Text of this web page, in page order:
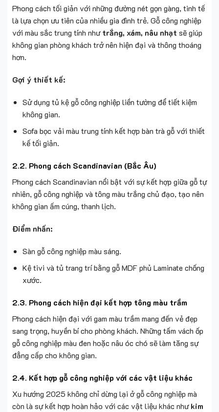
Phong cách tối giản với những đường nét gọn gàng, tinh tế
là lựa chọn ưu tiên của nhiều gia đình trẻ. Gỗ công nghiệp
với màu sắc trung tính nhưtrắng, xám, nâu nhạt sẽ giúp
không gian phòng khách trở nên hiện đại và thông thoáng
hơn.
Gợi ý thiết kế:
Sử dụng tủ kệ gỗ công nghiệp liền tường để tiết kiệm
không gian.
Sofa bọc vải màu trung tính kết hợp bàn trà gỗ với thiết
kế tối giản.
2.2. Phong cách Scandinavian (Bắc Âu)
Phong cách Scandinavian nổi bật với sự kết hợp giữa gỗ tự
nhiên, gỗ công nghiệp và tông màu trắng chủ đạo, tạo nên
không gian ấm cúng, thanh lịch.
Điểm nhấn:
Sàn gỗ công nghiệp màu sáng.
Kệ tivi và tủ trang trí bằng gỗ MDF phủ Laminate chống
xước.
2.3. Phong cách hiện đại kết hợp tông màu trầm
Phong cách hiện đại với gam màu trầm mang đến vẻ đẹp
sang trọng, huyền bí cho phòng khách. Những tấm vách ốp
gỗ công nghiệp màu đen hoặc nâu óc chó sẽ làm tăng sự
đẳng cấp cho không gian.
2.4. Kết hợp gỗ công nghiệp với các vật liệu khác
Xu hướng 2025 không chỉ dừng lại ở gỗ công nghiệp mà
còn là sự kết hợp hoàn hảo với các vật liệu khác nhưkim